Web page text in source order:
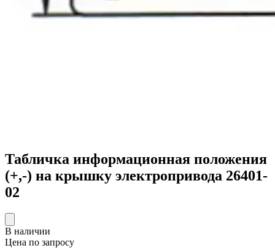
Табличка информационная положения
(+,-) на крышку электропривода 26401-
02
В наличии
Цена по запросу